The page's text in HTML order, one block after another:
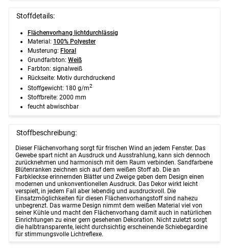
Stoffdetails:
Flächenvorhang lichtdurchlässig
Material: 100% Polyester
Musterung: Floral
Grundfarbton: Weiß
Farbton: signalweiß
Rückseite: Motiv durchdruckend
Stoffgewicht: 180 g/m2
Stoffbreite: 2000 mm
feucht abwischbar
Stoffbeschreibung:
Dieser Flächenvorhang sorgt für frischen Wind an jedem Fenster. Das
Gewebe spart nicht an Ausdruck und Ausstrahlung, kann sich dennoch
zurücknehmen und harmonisch mit dem Raum verbinden. Sandfarbene
Blütenranken zeichnen sich auf dem weißen Stoff ab. Die an
Farbkleckse erinnernden Blätter und Zweige geben dem Design einen
modernen und unkonventionellen Ausdruck. Das Dekor wirkt leicht
verspielt, in jedem Fall aber lebendig und ausdruckvoll. Die
Einsatzmöglichkeiten für diesen Flächenvorhangstoff sind nahezu
unbegrenzt. Das warme Design nimmt dem weißen Material viel von
seiner Kühle und macht den Flächenvorhang damit auch in natürlichen
Einrichtungen zu einer gern gesehenen Dekoration. Nicht zuletzt sorgt
die halbtransparente, leicht durchsichtig erscheinende Schiebegardine
für stimmungsvolle Lichtreflexe.